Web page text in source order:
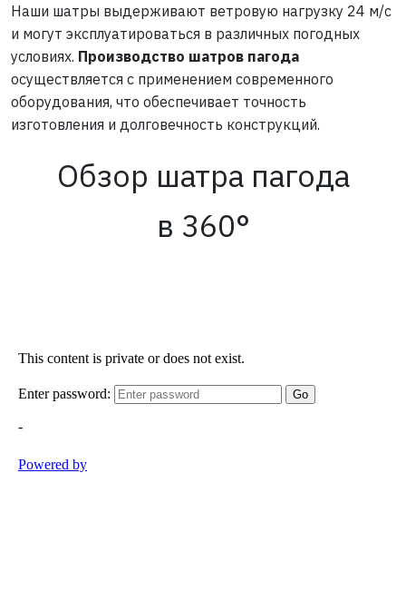
Наши шатры выдерживают ветровую нагрузку 24 м/с
и могут эксплуатироваться в различных погодных
условиях. Производство шатров пагода
осуществляется с применением современного
оборудования, что обеспечивает точность
изготовления и долговечность конструкций.
Обзор шатра пагода
в 360°